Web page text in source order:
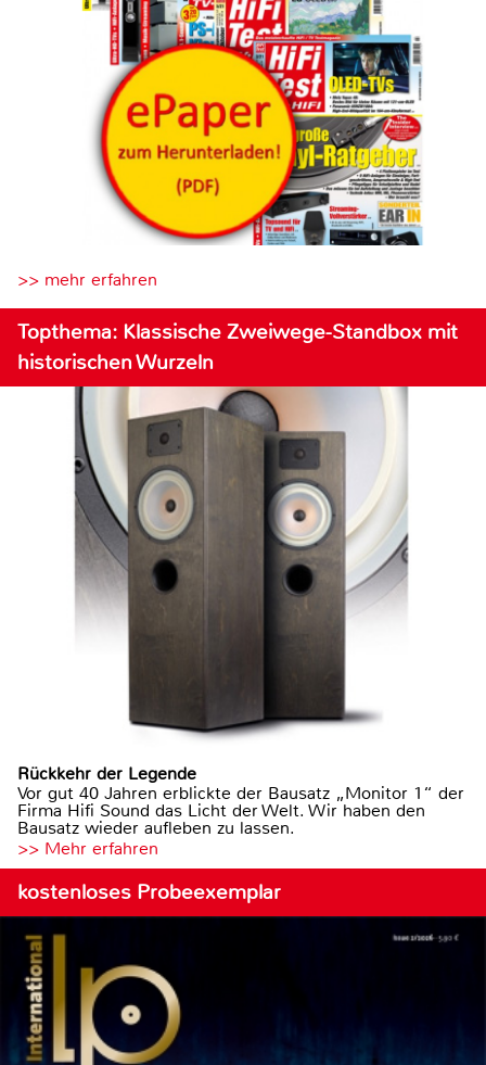
>> mehr erfahren
Topthema: Klassische Zweiwege-Standbox mit
historischen Wurzeln
Rückkehr der Legende
Vor gut 40 Jahren erblickte der Bausatz „Monitor 1“ der
Firma Hifi Sound das Licht der Welt. Wir haben den
Bausatz wieder aufleben zu lassen.
>> Mehr erfahren
kostenloses Probeexemplar